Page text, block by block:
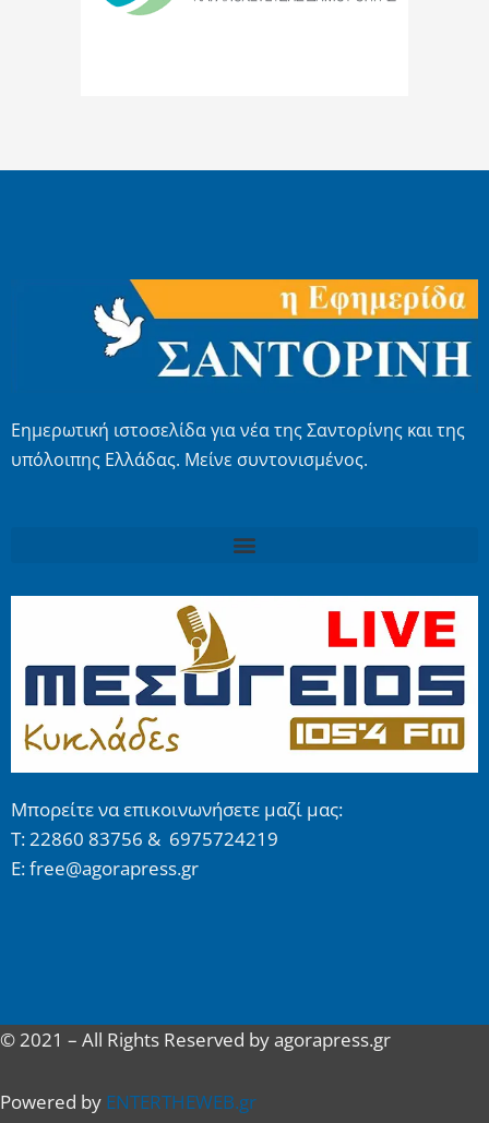
Εημερωτική ιστοσελίδα για νέα της Σαντορίνης και της
υπόλοιπης Ελλάδας. Μείνε συντονισμένος.
Μπορείτε να επικοινωνήσετε μαζί μας:
Τ: 22860 83756 & 6975724219
E: free@agorapress.gr
© 2021 – All Rights Reserved by agorapress.gr
Powered by ENTERTHEWEB.gr